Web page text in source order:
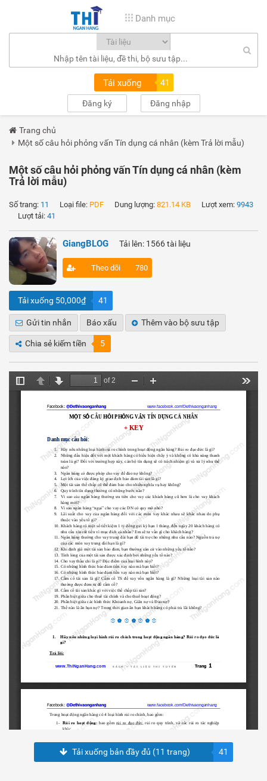
Danh mục
Tải xuống 41
Đăng ký Đăng nhập
Trang chủ
Một số câu hỏi phỏng vấn Tín dụng cá nhân (kèm Trả lời mẫu)
Một số câu hỏi phỏng vấn Tín dụng cá nhân (kèm
Trả lời mẫu)
Số trang: 11 Loại file: PDF Dung lượng: 821.14 KB Lượt xem: 9943
Lượt tải: 41
GiangBLOG Tải lên: 1566 tài liệu
Theo dõi 780
Tải xuống 50,000₫ 41
Gửi tin nhắn Báo xấu Thêm vào bộ sưu tập
Chia sẻ kiếm tiền 5
Tải xuống bản đầy đủ (11 trang) 41